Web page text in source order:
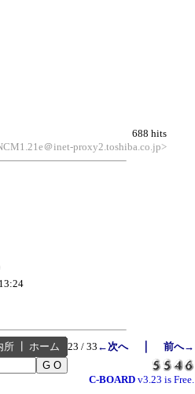
688 hits
＠inet-proxy2.toshiba.co.jp>
所 ホーム 23 / 33 ←次へ｜ 前へ→
C-BOARD v3.23 is Free.